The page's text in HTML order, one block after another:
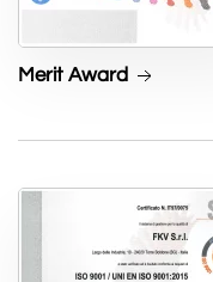
Merit Award